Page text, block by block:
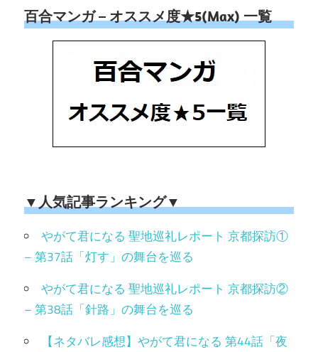
百合マンガ – オススメ度★5(Max) 一覧
▼人気記事ランキング▼
やがて君になる 聖地巡礼レポート 京都探訪①
– 第37話「灯す」の舞台を巡る
やがて君になる 聖地巡礼レポート 京都探訪②
– 第38話「針路」の舞台を巡る
【ネタバレ感想】やがて君になる 第44話「夜